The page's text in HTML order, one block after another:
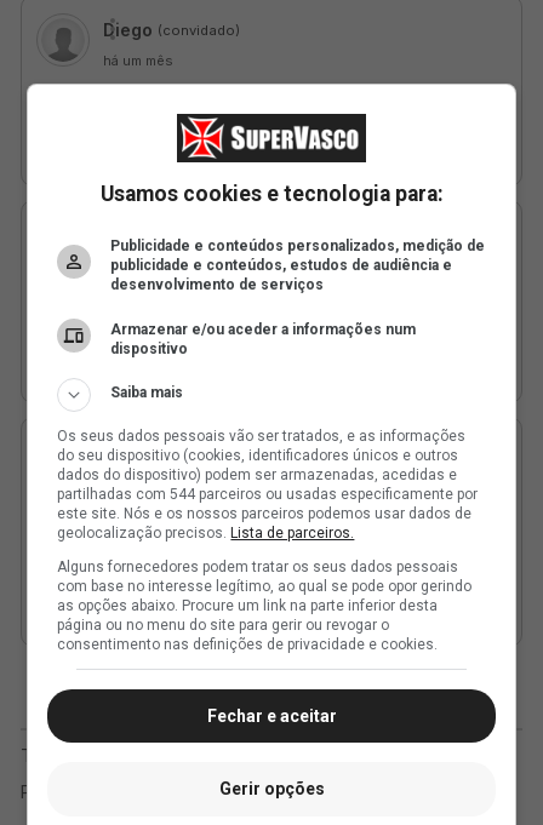
Usamos cookies e tecnologia para:
Publicidade e conteúdos personalizados, medição de
publicidade e conteúdos, estudos de audiência e
desenvolvimento de serviços
Armazenar e/ou aceder a informações num
dispositivo
Saiba mais
Os seus dados pessoais vão ser tratados, e as informações
do seu dispositivo (cookies, identificadores únicos e outros
dados do dispositivo) podem ser armazenadas, acedidas e
partilhadas com 544 parceiros ou usadas especificamente por
este site. Nós e os nossos parceiros podemos usar dados de
geolocalização precisos.Lista de parceiros.
Alguns fornecedores podem tratar os seus dados pessoais
com base no interesse legítimo, ao qual se pode opor gerindo
as opções abaixo. Procure um link na parte inferior desta
página ou no menu do site para gerir ou revogar o
consentimento nas definições de privacidade e cookies.
Fechar e aceitar
Gerir opções